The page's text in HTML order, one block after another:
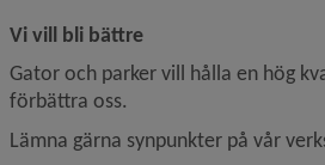
Vi vill bli bättre
Gator och parker vill hålla en hög
förbättra oss.
Lämna gärna synpunkter på vår